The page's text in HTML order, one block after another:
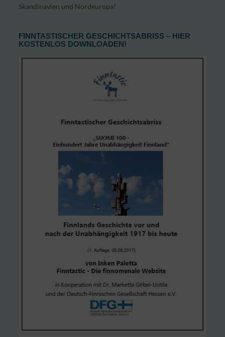
Skandinavien und Nordeuropa!
FINNTASTISCHER GESCHICHTSABRISS – HIER
KOSTENLOS DOWNLOADEN!